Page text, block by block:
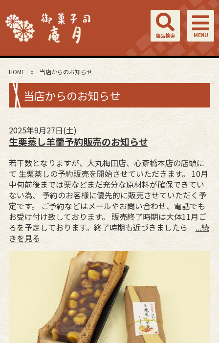
MENU
商品検索
HOME » 当店からのお知らせ
当店からのお知らせ
2025年9月27日(土)
生栗蒸し羊羹予約販売のお知らせ
若干数となりますが、大丸梅田店、心斎橋本店の店頭に
て 生栗蒸しの予約販売を開始させていただきます。 10月
中旬前後までは栗などまだ充分な原材料が確保できてい
ない為、 予約のお客様に優先的に販売させていただく予
定です。 ご予約などはメールやお問い合わせ、電話でも
お受け付け致しております。 販売終了時期は大体11月ご
ろを予定しております。終了時期も近づきましたら ...続
きを見る